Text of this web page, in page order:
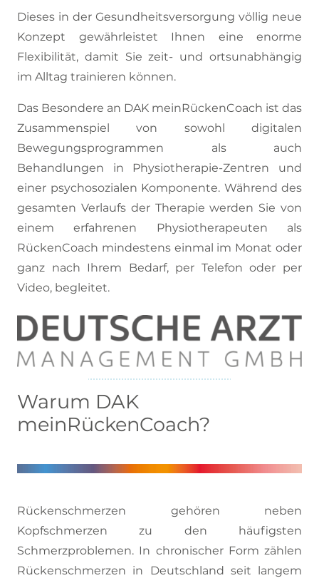
Dieses in der Gesundheitsversorgung völlig neue
Konzept gewährleistet Ihnen eine enorme
Flexibilität, damit Sie zeit- und ortsunabhängig
im Alltag trainieren können.
Das Besondere an DAK meinRückenCoach ist das
Zusammenspiel von sowohl digitalen
Bewegungsprogrammen als auch
Behandlungen in Physiotherapie-Zentren und
einer psychosozialen Komponente. Während des
gesamten Verlaufs der Therapie werden Sie von
einem erfahrenen Physiotherapeuten als
RückenCoach mindestens einmal im Monat oder
ganz nach Ihrem Bedarf, per Telefon oder per
Video, begleitet.
Warum DAK
meinRückenCoach?
Rückenschmerzen gehören neben
Kopfschmerzen zu den häufigsten
Schmerzproblemen. In chronischer Form zählen
Rückenschmerzen in Deutschland seit langem